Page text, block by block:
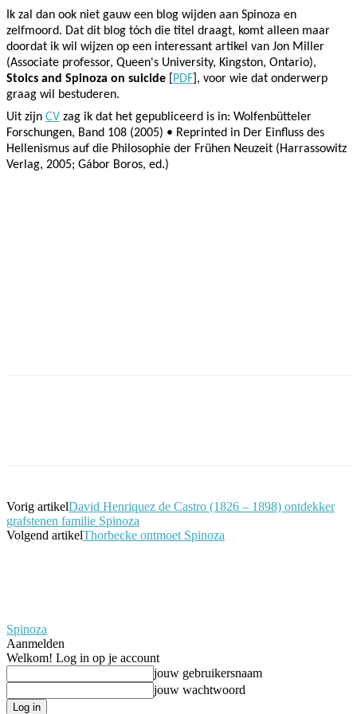
Ik zal dan ook niet gauw een blog wijden aan Spinoza en
zelfmoord. Dat dit blog tóch die titel draagt, komt alleen maar
doordat ik wil wijzen op een interessant artikel van Jon Miller
(Associate professor, Queen's University, Kingston, Ontario),
Stoics and Spinoza on suicide
PDF ], voor wie dat onderwerp
graag wil bestuderen.
Uit zijn CV zag ik dat het gepubliceerd is in: Wolfenbütteler
Forschungen, Band 108 (2005) • Reprinted in Der Einfluss des
Hellenismus auf die Philosophie der Frühen Neuzeit (Harrassowitz
Verlag, 2005; Gábor Boros, ed.)
Vorig artikelDavid Henriquez de Castro (1826 – 1898) ontdekker
grafstenen familie Spinoza
Volgend artikelThorbecke ontmoet Spinoza
Spinoza
Aanmelden
Welkom! Log in op je account
jouw gebruikersnaam
jouw wachtwoord